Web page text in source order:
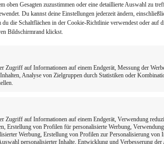
oben Gesagten zuzustimmen oder eine detaillierte Auswahl zu
Du kannst deine Einstellungen jederzeit ändern,
die Schaltflächen in der Cookie-Richtlinie verwendest oder auf
Bildschirmrand klickst.
Zugriff auf Informationen auf einem Endgerät, Messung der
Analyse von Zielgruppen durch Statistiken oder
Zugriff auf Informationen auf einem Endgerät, Verwendung
Erstellung von Profilen für personalisierte Werbung,
Werbung, Erstellung von Profilen zur Personalisierung von
personalisierter Inhalte, Entwicklung und Verbesserung der
in